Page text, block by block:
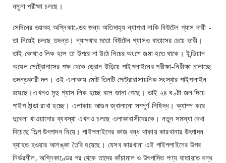
নমুনা পরীক্ষা চলছে।
সেদিনের ভয়াবহ অগ্নিকাণ্ডের জন্য অতিদাহ্য ন্যাপথা নাকি বিউটেন গ্যাস দায়ী -
তা নিয়েই চলছে তদন্ত। ন্যাপথার মতো বিউটেন গ্যাসও বাতাসের চেয়ে ভারী।
তাই কোথাও লিক হলে তা উপরে না উঠে নিচের অংশে জমা হতে থাকে। ইন্ডিয়ান
অয়েল পেট্রোনাসের পক্ষ থেকে ড্রোন উড়িয়ে পাইপলাইনের পরীক্ষা-নিরীক্ষা চালাচ্ছে
তদন্তকারী দল। ওই এলাকায় মোট তিনটি পেট্রোরাসায়নিক সংস্থার পাইপলাইন
রয়েছে।এখনও মৃদু গ্যাস লিক হচ্ছে বলে জানা গেছে। তাই ২৪ ঘণ্টা জল দিয়ে
পাইপ ঠান্ডা রাখা হচ্ছে। এলাকায় আগুন জ্বালানো সম্পূর্ণ নিষিদ্ধ। ক্যাম্প করে
দুবেলা খাওয়ানোর ব্যবস্থা এখনও চলছে এলাকাবাসীদেরকে। নতুন সমস্যা দেখা
দিয়েছে শিল্প উৎপাদন নিয়ে। পাইপলাইনের কাজ বন্ধ থাকায় কারখানার উৎপাদন
ব্যাহত হওয়ার আশঙ্কা তৈরি হয়েছে। যেসব কারখানা এই পাইপলাইনের উপর
নির্ভরশীল, অগ্নিকাণ্ডের পর থেকে তাদের কাঁচামাল ও উৎপাদিত পণ্য যাতায়াত বন্ধ